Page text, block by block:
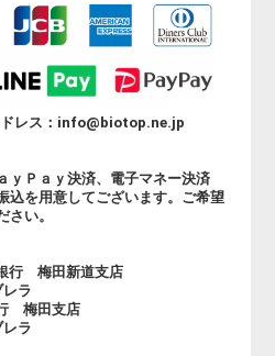
レス：info@biotop.ne.jp
ｙＰａｙ決済、電子マネー決済
込を用意してございます。ご希望
さい。
行 梅田新道支店
ラ
梅田支店
ラ